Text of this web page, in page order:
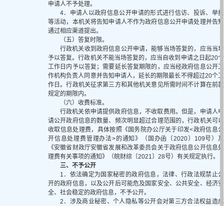
申请人不予处理。
4．申请人以政府信息公开申请的形式进行信访、投诉、举报
等活动，本机关将告知申请人不作为政府信息公开申请处理并告知
通过相应渠道提出。
（五）答复时限。
行政机关收到政府信息公开申请，能够当场答复的，应当当场
予以答复。行政机关不能当场答复的，应当自收到申请之日起20个
工作日内予以答复；需要延长答复期限的，应当经政府信息公开工
作机构负责人同意并告知申请人，延长的期限最长不得超过20个工
作日。行政机关征求第三方和其他机关意见所需时间不计算在前款
规定的期限内。
（六）收费标准。
行政机关依申请提供政府信息，不收取费用。但是，申请人申
请公开政府信息的数量、频次明显超过合理范围的，行政机关可以
收取信息处理费，具体按照《国务院办公厅关于印发<政府信息公
开信息处理费管理办法>的通知》（国办函〔2020〕109号）及
《安徽省财政厅安徽省发展和改革委员会关于政府信息公开信息处
理费有关事项的通知》（皖财综〔2021〕28号）有关规定执行。
三、不予公开
1．依法确定为国家秘密的政府信息，法律、行政法规禁止公
开的政府信息，以及公开后可能危及国家安全、公共安全、经济安
全、社会稳定的政府信息，不予公开。
2．涉及商业秘密、个人隐私等公开会对第三方合法权益造成